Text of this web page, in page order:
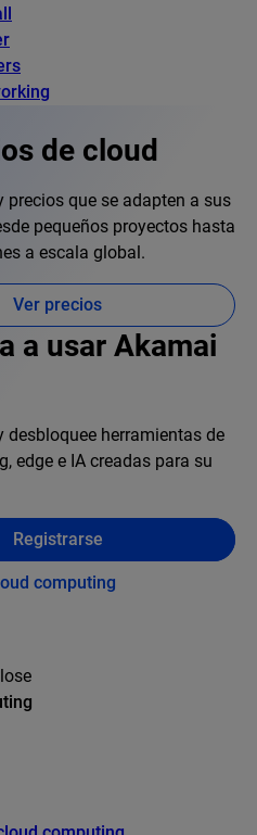
de cloud
precios que se adapten a sus
pequeños proyectos hasta
a escala global.
Ver precios
a usar Akamai
desbloquee herramientas de
edge e IA creadas para su
Registrarse
computing